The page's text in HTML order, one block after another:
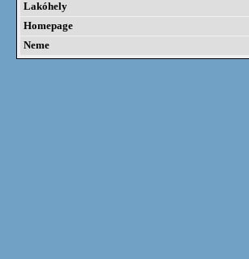
Lakóhely
Homepage
Neme